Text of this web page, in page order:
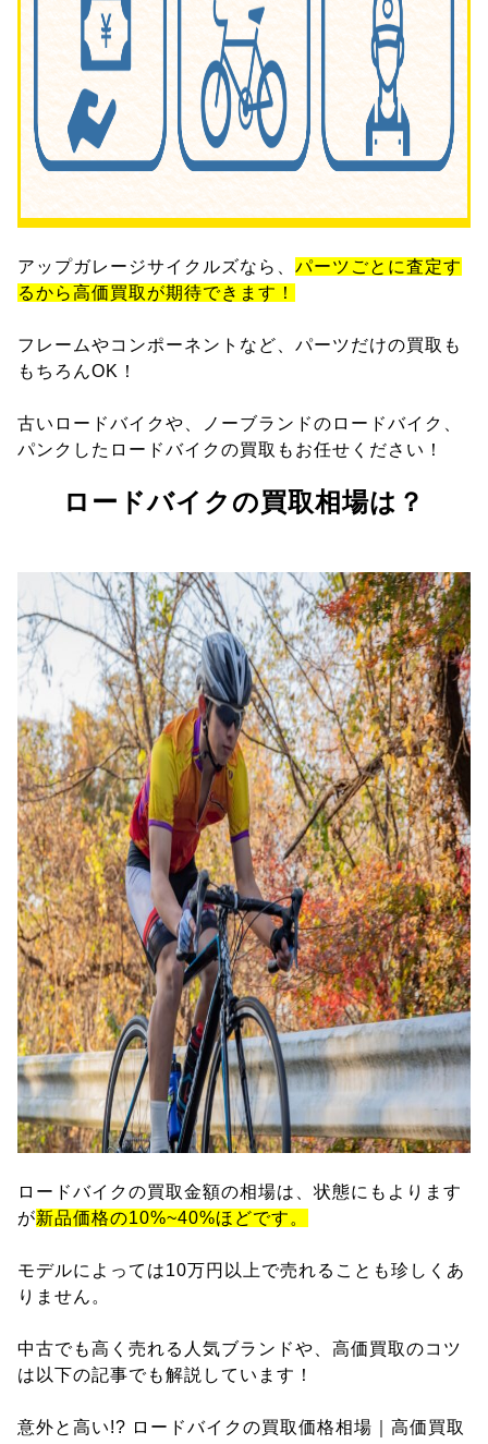
アップガレージサイクルズなら、 パーツごとに査定す
るから高価買取が期待できます！
フレームやコンポーネントなど、パーツだけの買取も
もちろんOK！
古いロードバイクや、ノーブランドのロードバイク、
パンクしたロードバイクの買取もお任せください！
ロードバイクの買取相場は？
ロードバイクの買取金額の相場は、状態にもよります
が新品価格の10%~40%ほどです。
モデルによっては10万円以上で売れることも珍しくあ
りません。
中古でも高く売れる人気ブランドや、高価買取のコツ
は以下の記事でも解説しています！
意外と高い!? ロードバイクの買取価格相場｜高価買取